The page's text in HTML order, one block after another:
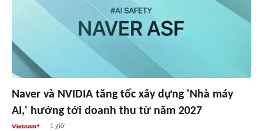
Naver và NVIDIA tăng tốc xây dựng 'Nhà máy
AI,' hướng tới doanh thu từ năm 2027
1 giờ